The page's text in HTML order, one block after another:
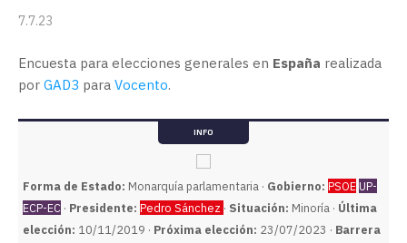
7.7.23
Encuesta para elecciones generales en España realizada
por GAD3 para Vocento.
INFO
Forma de Estado: Monarquía parlamentaria · Gobierno: PSOEUP-
ECP-EC · Presidente: Pedro Sánchez · Situación: Minoría · Última
elección: 10/11/2019 · Próxima elección: 23/07/2023 · Barrera